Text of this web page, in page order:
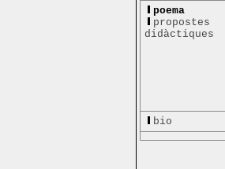
poema
propostes
didàctiques
bio